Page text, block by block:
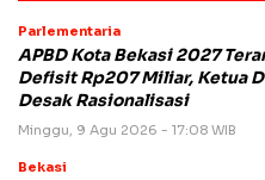
Parlementaria
APBD Kota Bekasi 2027
Defisit Rp207 Miliar, Ketua
Desak Rasionalisasi
Minggu, 9 Agu 2026 - 17:08 WIB
Bekasi